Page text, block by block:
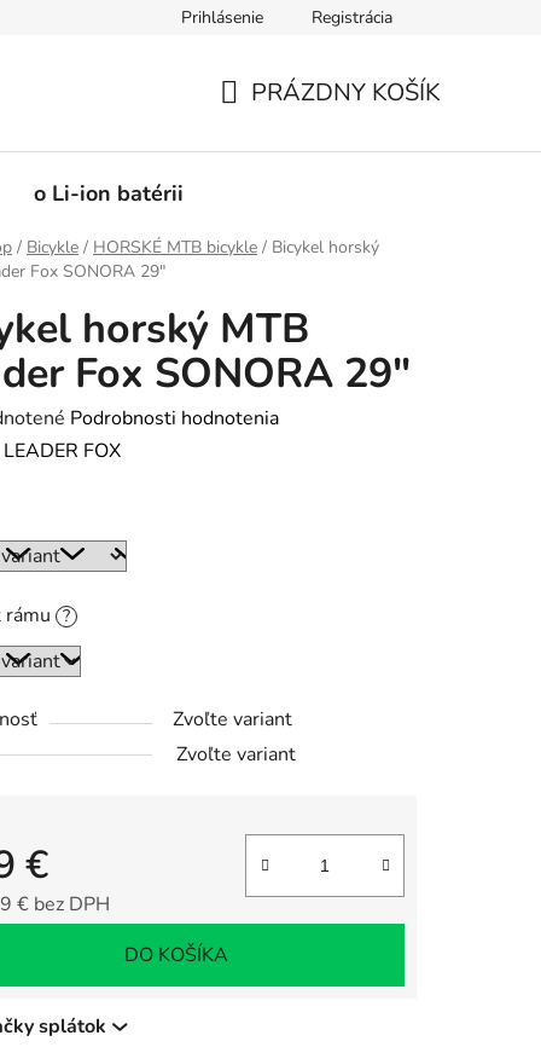
Prihlásenie Registrácia
PRÁZDNY KOŠÍK
o Li-ion batérii
/ Bicykle / HORSKÉ MTB bicykle / Bicykel horský
Fox SONORA 29"
horský MTB
Fox SONORA 29"
Podrobnosti hodnotenia
LEADER FOX
?
Zvoľte variant
Zvoľte variant
€
€ bez DPH
DO KOŠÍKA
splátok